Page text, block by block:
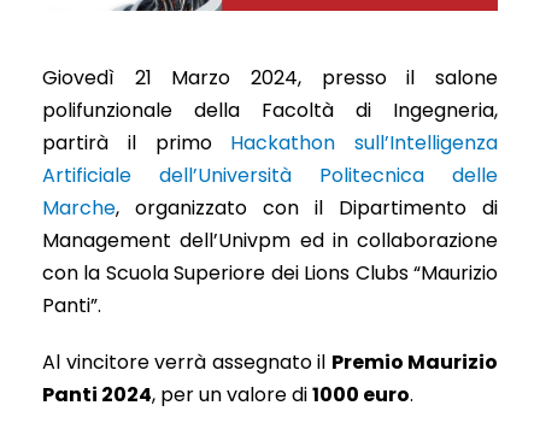
Giovedì 21 Marzo 2024, presso il salone
polifunzionale della Facoltà di Ingegneria,
partirà il primo Hackathon sull’Intelligenza
Artificiale dell’Università Politecnica delle
Marche, organizzato con il Dipartimento di
Management dell’Univpm ed in collaborazione
con la Scuola Superiore dei Lions Clubs “Maurizio
Panti”.
Al vincitore verrà assegnato il Premio Maurizio
Panti 2024, per un valore di1000 euro.